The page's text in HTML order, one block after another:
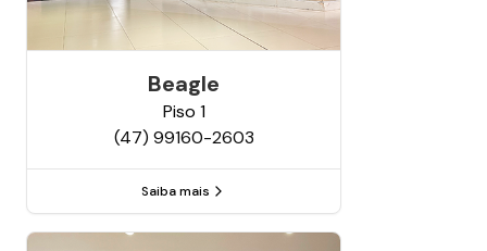
Beagle
Piso 1
(47) 99160-2603
Saiba mais